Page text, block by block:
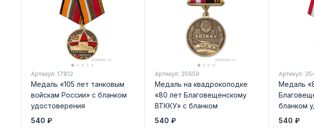
Артикул: 17812
Медаль «105 лет танковым
войскам России» с бланком
удостоверения
540 ₽
Артикул: 35659
Медаль на квадроколодке
«80 лет Благовещенскому
ВТККУ» с бланком
удостоверения
540 ₽
Артикул:
Медаль
бланком
540 ₽